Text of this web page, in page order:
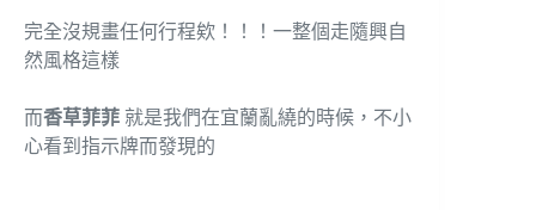
完全沒規畫任何行程欸！！！一整個走隨興自
然風格這樣
而香草菲菲 就是我們在宜蘭亂繞的時候，不小
心看到指示牌而發現的